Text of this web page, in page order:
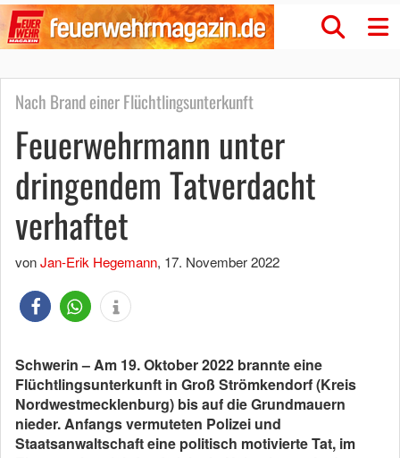
Nach Brand einer Flüchtlingsunterkunft
Feuerwehrmann unter
dringendem Tatverdacht
verhaftet
vonJan-Erik Hegemann, 17. November 2022
Schwerin – Am 19. Oktober 2022 brannte eine
Flüchtlingsunterkunft in Groß Strömkendorf (Kreis
Nordwestmecklenburg) bis auf die Grundmauern
nieder. Anfangs vermuteten Polizei und
Staatsanwaltschaft eine politisch motivierte Tat, im